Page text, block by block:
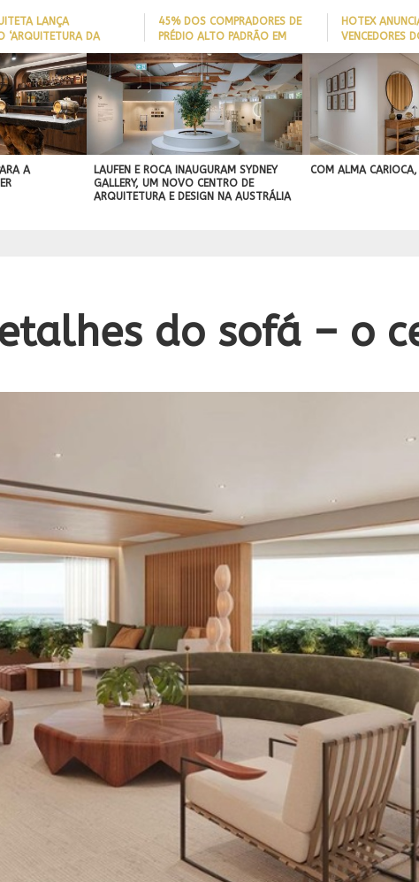
LANÇA
‘ARQUITETURA DA
PARA AJUDAR A
QUEDAS DE IDOSOS
E ADAPTAR LARES
45% DOS COMPRADORES DE
PRÉDIO ALTO PADRÃO EM
ITAJAÍ TÊM
EMBARCAÇÃO; DADO REVELA
PERFIL DO NOVO MILIONÁRIO
BRASILEIRO
HOTEX
VENCEDORES
MAIORES
HOTELARIA
PROJEÇÃO
A
LAUFEN E ROCA INAUGURAM SYDNEY
GALLERY, UM NOVO CENTRO DE
ARQUITETURA E DESIGN NA AUSTRÁLIA
COM ALMA
do sofá – o